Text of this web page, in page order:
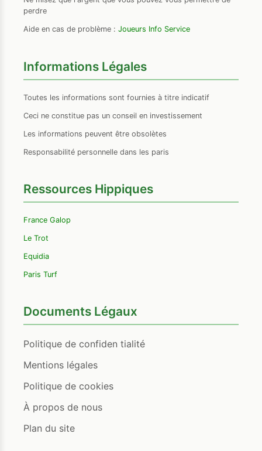
perdre
Aide en cas de problème : Joueurs Info Service
Informations Légales
Toutes les informations sont fournies à titre indicatif
Ceci ne constitue pas un conseil en investissement
Les informations peuvent être obsolètes
Responsabilité personnelle dans les paris
Ressources Hippiques
France Galop
Le Trot
Equidia
Paris Turf
Documents Légaux
Politique de confiden tialité
Mentions légales
Politique de cookies
À propos de nous
Plan du site